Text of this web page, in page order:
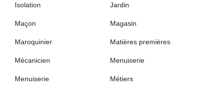
Isolation Jardin
Maçon Magasin
Maroquinier Matières premières
Mécanicien Menuiserie
Menuiserie Métiers